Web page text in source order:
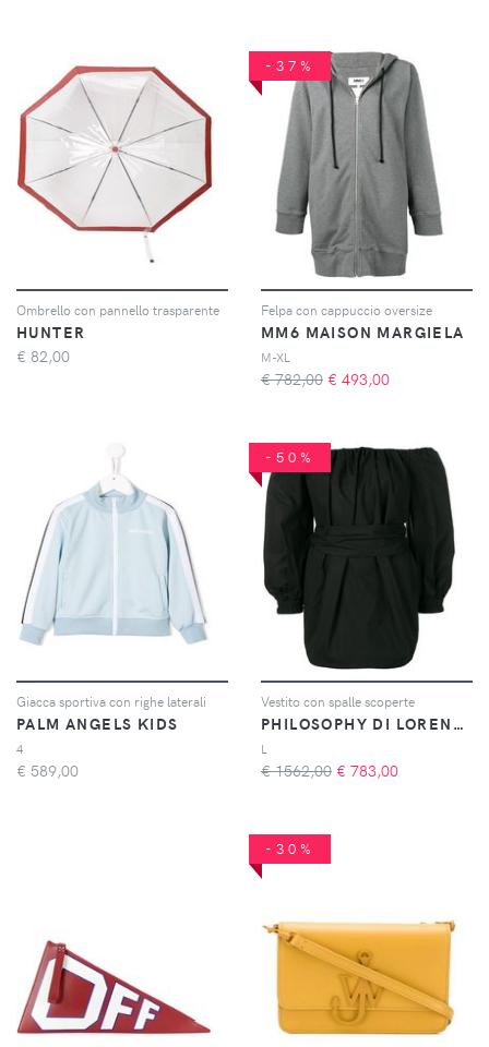
Ombrello con pannello trasparente
HUNTER
€ 82,00
-37%
Felpa con cappuccio oversize
MM6 MAISON MARGIELA
M-XL
€ 782,00 € 493,00
Giacca sportiva con righe laterali
PALM ANGELS KIDS
4
€ 589,00
-50%
Vestito con spalle scoperte
PHILOSOPHY DI LORENZO SERAFINI
L
€ 1562,00 € 783,00
-30%